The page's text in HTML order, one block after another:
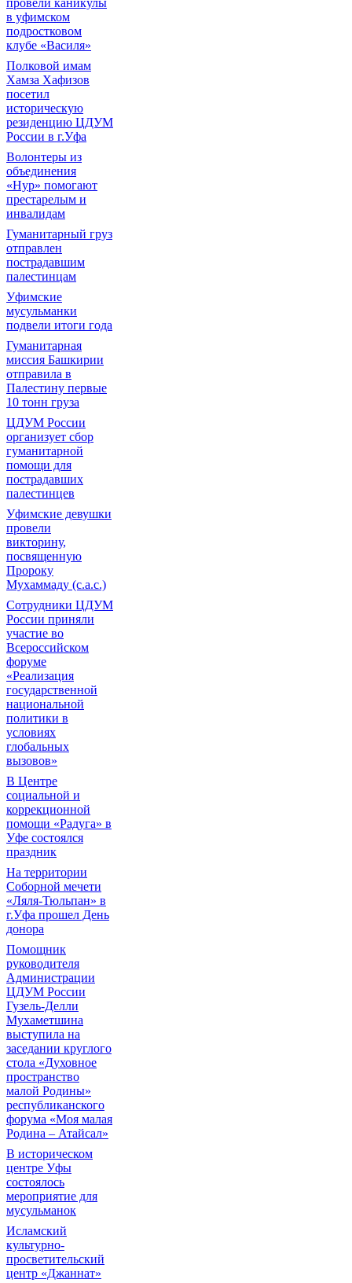
провели каникулы
в уфимском
подростковом
клубе «Василя»
Полковой имам
Хамза Хафизов
посетил
историческую
резиденцию ЦДУМ
России в г.Уфа
Волонтеры из
объединения
«Нур» помогают
престарелым и
инвалидам
Гуманитарный груз
отправлен
пострадавшим
палестинцам
Уфимские
мусульманки
подвели итоги года
Гуманитарная
миссия Башкирии
отправила в
Палестину первые
10 тонн груза
ЦДУМ России
организует сбор
гуманитарной
помощи для
пострадавших
палестинцев
Уфимские девушки
провели
викторину,
посвященную
Пророку
Мухаммаду (с.а.с.)
Сотрудники ЦДУМ
России приняли
участие во
Всероссийском
форуме
«Реализация
государственной
национальной
политики в
условиях
глобальных
вызовов»
В Центре
социальной и
коррекционной
помощи «Радуга» в
Уфе состоялся
праздник
На территории
Соборной мечети
«Ляля-Тюльпан» в
г.Уфа прошел День
донора
Помощник
руководителя
Администрации
ЦДУМ России
Гузель-Делли
Мухаметшина
выступила на
заседании круглого
стола «Духовное
пространство
малой Родины»
республиканского
форума «Моя малая
Родина – Атайсал»
В историческом
центре Уфы
состоялось
мероприятие для
мусульманок
Исламский
культурно-
просветительский
центр «Джаннат»